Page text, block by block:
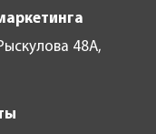
48А,